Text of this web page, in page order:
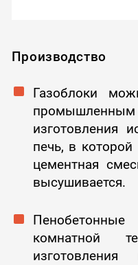
Производство
Газоблоки
изготовления
печь, в
цементная
высушивается.
комнатной